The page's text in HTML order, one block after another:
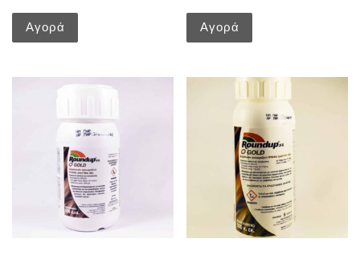
Αγορά Αγορά